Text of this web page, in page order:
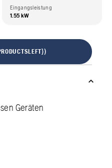
Eingangsleistung
1.55 kW
Geräten